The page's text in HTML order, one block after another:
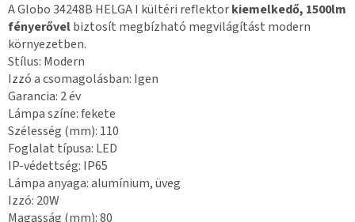
A Globo 34248B HELGA I kültéri reflektorkiemelkedő, 1500lm
fényerővelbiztosít megbízható megvilágítást modern
környezetben.
Stílus: Modern
Izzó a csomagolásban: Igen
Garancia: 2 év
Lámpa színe: fekete
Szélesség (mm): 110
Foglalat típusa: LED
IP-védettség: IP65
Lámpa anyaga: alumínium, üveg
Izzó: 20W
Magasság (mm): 80